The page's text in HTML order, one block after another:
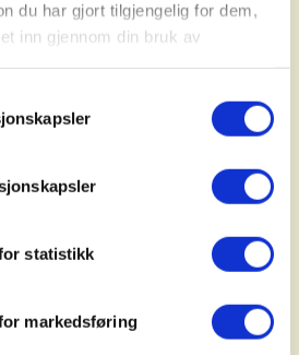
du har gjort tilgjengelig for dem,
inn gjennom din bruk av
statistikk
markedsføring
i friluft 2024
- Hvor står vi i
år 2025?"
i friluft, november